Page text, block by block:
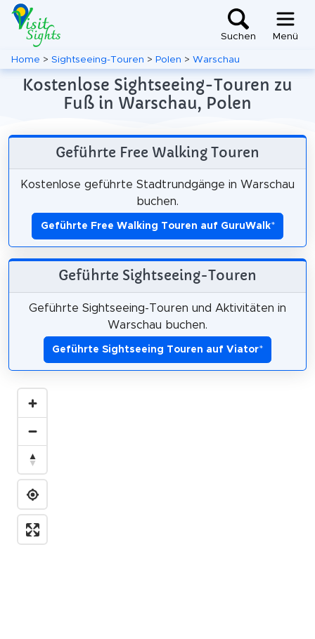
Suchen Menü
Home > Sightseeing-Touren > Polen > Warschau
Kostenlose Sightseeing-Touren zu
Fuß in Warschau, Polen
Geführte Free Walking Touren
Kostenlose geführte Stadtrundgänge in Warschau
buchen.
Geführte Free Walking Touren auf GuruWalk*
Geführte Sightseeing-Touren
Geführte Sightseeing-Touren und Aktivitäten in
Warschau buchen.
Geführte Sightseeing Touren auf Viator*